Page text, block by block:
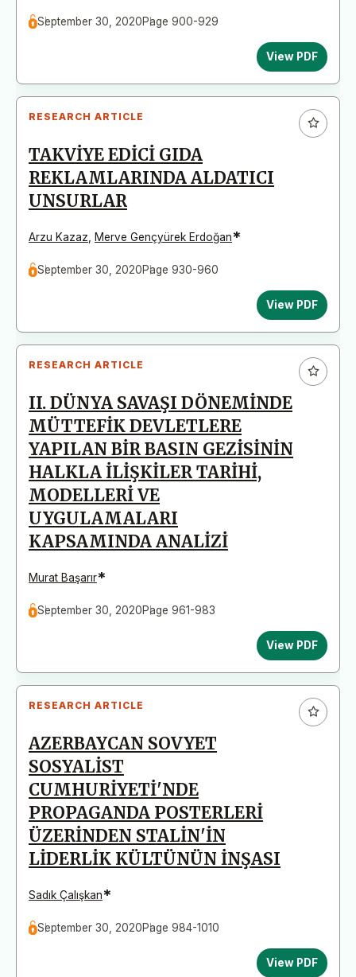
September 30, 2020Page 900-929
View PDF
RESEARCH ARTICLE
TAKVİYE EDİCİ GIDA
REKLAMLARINDA ALDATICI
UNSURLAR
Arzu Kazaz Merve Gençyürek Erdoğan*
September 30, 2020Page 930-960
View PDF
RESEARCH ARTICLE
II. DÜNYA SAVAŞI DÖNEMİNDE
MÜTTEFİK DEVLETLERE
YAPILAN BİR BASIN GEZİSİNİN
HALKLA İLİŞKİLER TARİHİ,
MODELLERİ VE
UYGULAMALARI
KAPSAMINDA ANALİZİ
Murat Başarır*
September 30, 2020Page 961-983
View PDF
RESEARCH ARTICLE
AZERBAYCAN SOVYET
SOSYALİST
CUMHURİYETİ'NDE
PROPAGANDA POSTERLERİ
ÜZERİNDEN STALİN'İN
LİDERLİK KÜLTÜNÜN İNŞASI
Sadık Çalışkan*
September 30, 2020Page 984-1010
View PDF